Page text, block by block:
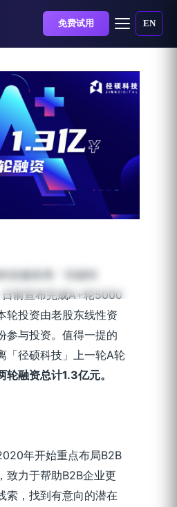
免费试用 EN
技服务商「径硕科
前宣布完成A+轮5000
轮投资由老股东线性资
参与投资。值得一提的
「径硕科技」上一轮A轮
轮融资总计1.3亿元。
年开始重点布局B2B
致力于帮助B2B企业更
索，找到有意向的潜在